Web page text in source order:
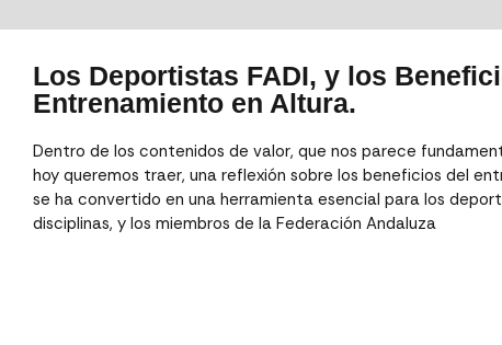
Los Deportistas FADI, y los
Entrenamiento en Altura.
Dentro de los contenidos de valor, que nos parece
hoy queremos traer, una reflexión sobre los beneficios del
se ha convertido en una herramienta esencial para los
disciplinas, y los miembros de la Federación Andaluza